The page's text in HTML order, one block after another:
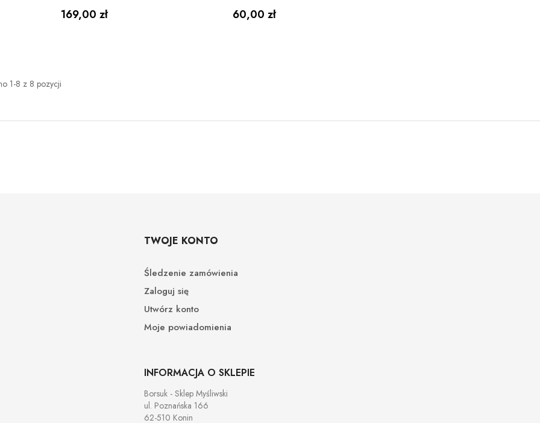
Cena
169,00 zł Cena
60,00 zł
1-8 z 8 pozycji
TWOJE KONTO
Śledzenie zamówienia
Zaloguj się
Utwórz konto
Moje powiadomienia
INFORMACJA O SKLEPIE
Borsuk - Sklep Myśliwski
ul. Poznańska 166
62-510 Konin